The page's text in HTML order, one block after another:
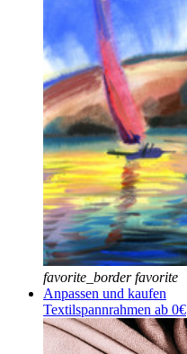
favorite_border favorite
Anpassen und kaufen
Textilspannrahmen ab 0€